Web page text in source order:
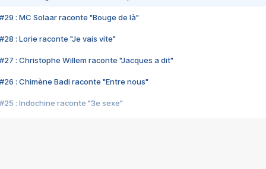
#29 : MC Solaar raconte "Bouge de là"
#28 : Lorie raconte "Je vais vite"
#27 : Christophe Willem raconte "Jacques a dit"
#26 : Chimène Badi raconte "Entre nous"
#25 : Indochine raconte "3e sexe"